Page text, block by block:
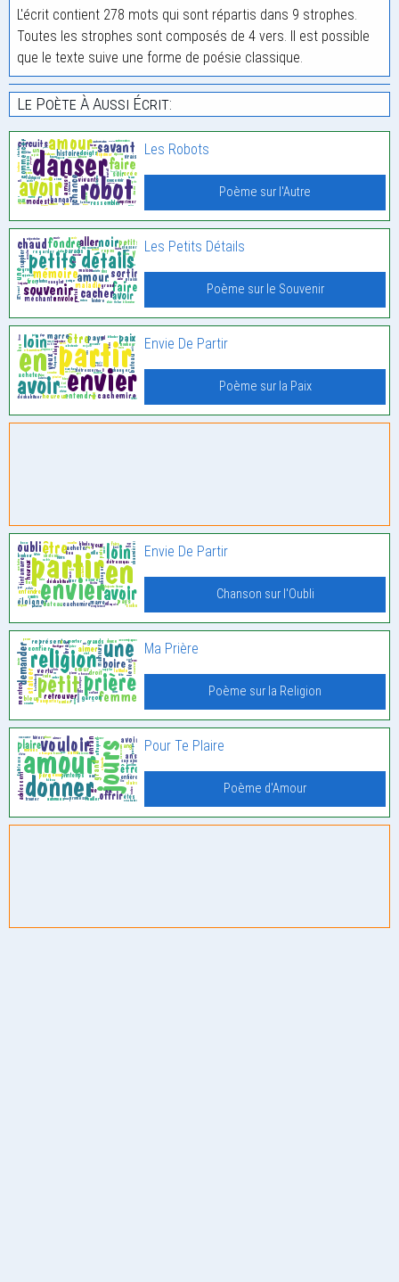
L'écrit contient 278 mots qui sont répartis dans 9 strophes.
Toutes les strophes sont composés de 4 vers. Il est possible
que le texte suive une forme de poésie classique.
Le Poète À Aussi Écrit:
Les Robots
Poème sur l'Autre
Les Petits Détails
Poème sur le Souvenir
Envie De Partir
Poème sur la Paix
Envie De Partir
Chanson sur l'Oubli
Ma Prière
Poème sur la Religion
Pour Te Plaire
Poème d'Amour